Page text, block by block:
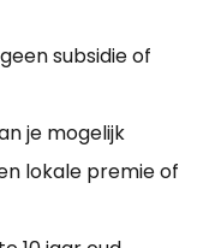
subsidie of
je mogelijk
lokale premie of